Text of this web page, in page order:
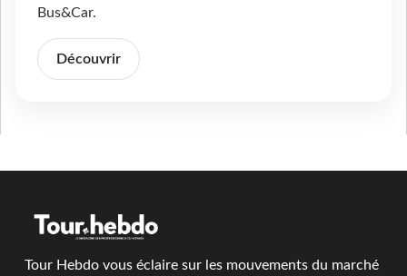
Bus&Car.
Découvrir
Tour Hebdo vous éclaire sur les mouvements du marché